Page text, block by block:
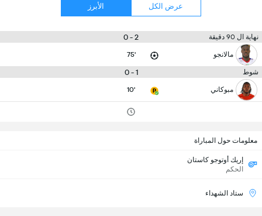
عرض الكل الأبرز
نهاية ال 90 دقيقة 2 - 0
مالانجو 75'
شوط 1 - 0
مبوكاني 10'
معلومات حول المباراة
إريك أوتوجو كاستان
الحكم
ستاد الشهداء